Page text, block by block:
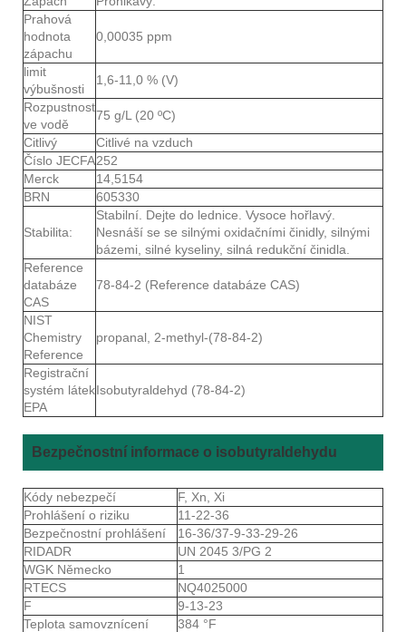
Prahová
hodnota
zápachu
0,00035 ppm
limit
výbušnosti
1,6-11,0 % (V)
Rozpustnost
ve vodě
75 g/L (20 ºC)
Citlivý
Citlivé na vzduch
Číslo JECFA252
Merck
14,5154
BRN
605330
Stabilita:
Stabilní. Dejte do lednice. Vysoce hořlavý.
Nesnáší se se silnými oxidačními činidly, silnými
bázemi, silné kyseliny, silná redukční činidla.
Reference
databáze
CAS
78-84-2 (Reference databáze CAS)
NIST
Chemistry
Reference
propanal, 2-methyl-(78-84-2)
Registrační
systém látek
EPA
Isobutyraldehyd (78-84-2)
Bezpečnostní informace o isobutyraldehydu
Kódy nebezpečí
F, Xn, Xi
Prohlášení o riziku
11-22-36
Bezpečnostní prohlášení
16-36/37-9-33-29-26
RIDADR
UN 2045 3/PG 2
WGK Německo
1
RTECS
NQ4025000
F
9-13-23
Teplota samovznícení
384 °F